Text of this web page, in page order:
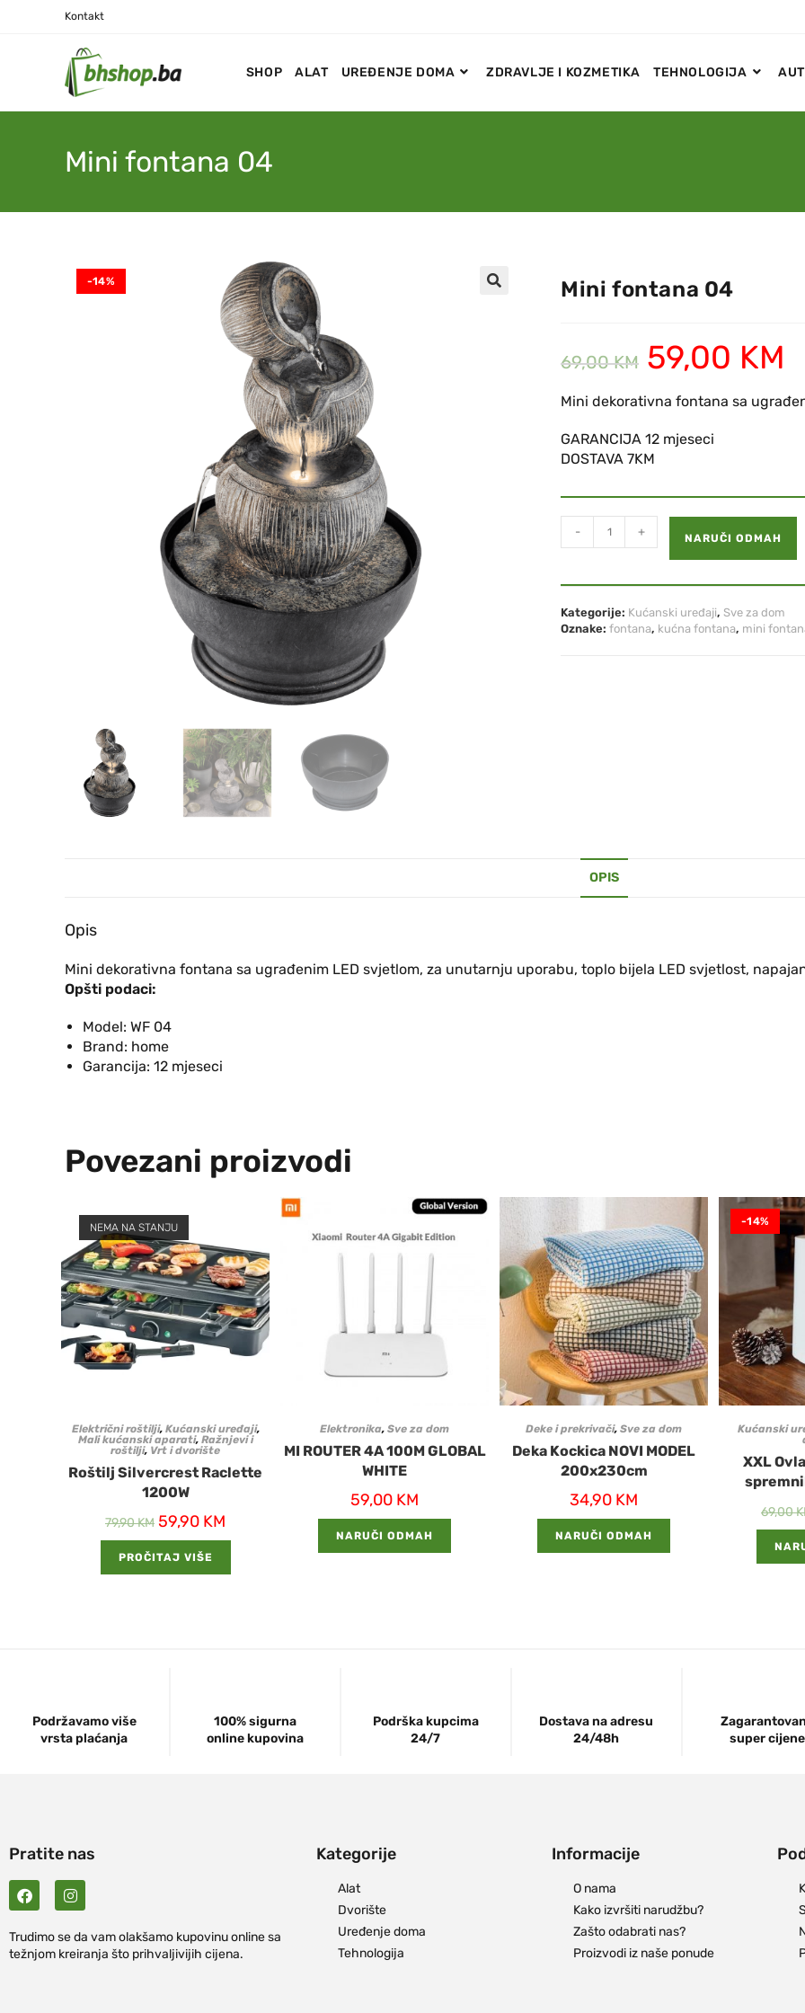
Kontakt
SHOP ALAT UREĐENJE DOMA ZDRAVLJE I KOZMETIKA TEHNOLOGIJA
Mini fontana 04
-14% Mini fontana 04
69,00KM 59,00 KM
Mini dekorativna fontana sa
GARANCIJA 12 mjeseci
DOSTAVA 7KM
- + NARUČI ODMAH
Kategorije: Kućanski uređaji, Sve za dom
Oznake: fontana, kućna fontana, mini
OPIS
Opis
Mini dekorativna fontana sa ugrađenim LED svjetlom, za unutarnju uporabu, toplo bijela LED svjetlost,
Opšti podaci:
Model: WF 04
Brand: home
Garancija: 12 mjeseci
Povezani proizvodi
NEMA NA STANJU
Električni roštilji, Kućanski uređaji,
Mali kućanski aparati, Ražnjevi i
roštilji, Vrt i dvorište
Roštilj Silvercrest Raclette
1200W
79,90KM 59,90 KM
PROČITAJ VIŠE
Elektronika, Sve za dom
MI ROUTER 4A 100M GLOBAL
WHITE
59,00 KM
NARUČI ODMAH
Deke i prekrivači, Sve za dom
Deka Kockica NOVI MODEL
200x230cm
34,90 KM
NARUČI ODMAH
-14%
Kućanski
XXL
69,00
Podržavamo više
vrsta plaćanja
100% sigurna
online kupovina
Podrška kupcima
24/7
Dostava na adresu
24/48h
super cijene
Pratite nas
Trudimo se da vam olakšamo kupovinu online sa
težnjom kreiranja što prihvaljivijih cijena.
Kategorije
Alat
Dvorište
Uređenje doma
Tehnologija
Informacije
O nama
Kako izvršiti narudžbu?
Zašto odabrati nas?
Proizvodi iz naše ponude